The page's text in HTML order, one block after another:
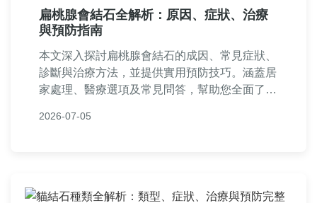
扁桃腺會結石全解析：原因、症狀、治療
與預防指南
本文深入探討扁桃腺會結石的成因、常見症狀、
診斷與治療方法，並提供實用預防技巧。涵蓋居
家處理、醫療選項及常見問答，幫助您全面了解
2026-07-05